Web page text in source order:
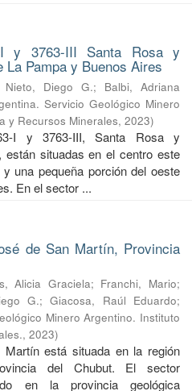
I y 3763-III Santa Rosa y
Pampa y Buenos Aires
Nieto, Diego G.; Balbi, Adriana
Servicio Geológico Minero
y Recursos Minerales, 2023)
I y 3763-III, Santa Rosa y
están situadas en el centro este
una pequeña porción del oeste
En el sector ...
de San Martín, Provincia
Alicia Graciela; Franchi, Mario;
G.;Giacosa, Raúl Eduardo;
Minero Argentino. Instituto
, 2023)
está situada en la región
del Chubut. El sector
en la provincia geológica